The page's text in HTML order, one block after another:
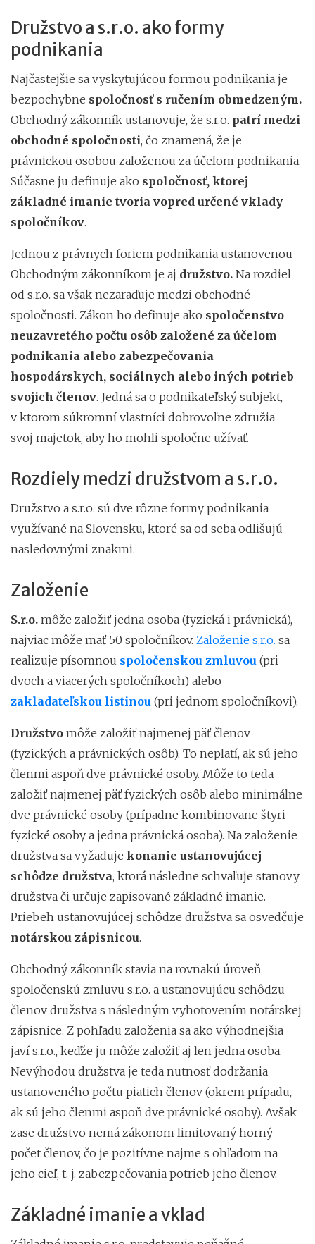
Družstvo a s.r.o. ako formy
podnikania
Najčastejšie sa vyskytujúcou formou podnikania je
bezpochybne spoločnosť s ručením obmedzeným.
Obchodný zákonník ustanovuje, že s.r.o. patrí medzi
obchodné spoločnosti, čo znamená, že je
právnickou osobou založenou za účelom podnikania.
Súčasne ju definuje ako spoločnosť, ktorej
základné imanie tvoria vopred určené vklady
spoločníkov.
Jednou z právnych foriem podnikania ustanovenou
Obchodným zákonníkom je aj družstvo. Na rozdiel
od s.r.o. sa však nezaraďuje medzi obchodné
spoločnosti. Zákon ho definuje ako spoločenstvo
neuzavretého počtu osôb založené za účelom
podnikania alebo zabezpečovania
hospodárskych, sociálnych alebo iných potrieb
svojich členov. Jedná sa o podnikateľský subjekt,
v ktorom súkromní vlastníci dobrovoľne združia
svoj majetok, aby ho mohli spoločne užívať.
Rozdiely medzi družstvom a s.r.o.
Družstvo a s.r.o. sú dve rôzne formy podnikania
využívané na Slovensku, ktoré sa od seba odlišujú
nasledovnými znakmi.
Založenie
S.r.o. môže založiť jedna osoba (fyzická i právnická),
najviac môže mať 50 spoločníkov. Založenie s.r.o. sa
realizuje písomnou spoločenskou zmluvou (pri
dvoch a viacerých spoločníkoch) alebo
zakladateľskou listinou (pri jednom spoločníkovi).
Družstvo môže založiť najmenej päť členov
(fyzických a právnických osôb). To neplatí, ak sú jeho
členmi aspoň dve právnické osoby. Môže to teda
založiť najmenej päť fyzických osôb alebo minimálne
dve právnické osoby (prípadne kombinovane štyri
fyzické osoby a jedna právnická osoba). Na založenie
družstva sa vyžaduje konanie ustanovujúcej
schôdze družstva, ktorá následne schvaľuje stanovy
družstva či určuje zapisované základné imanie.
Priebeh ustanovujúcej schôdze družstva sa osvedčuje
notárskou zápisnicou.
Obchodný zákonník stavia na rovnakú úroveň
spoločenskú zmluvu s.r.o. a ustanovujúcu schôdzu
členov družstva s následným vyhotovením notárskej
zápisnice. Z pohľadu založenia sa ako výhodnejšia
javí s.r.o., keďže ju môže založiť aj len jedna osoba.
Nevýhodou družstva je teda nutnosť dodržania
ustanoveného počtu piatich členov (okrem prípadu,
ak sú jeho členmi aspoň dve právnické osoby). Avšak
zase družstvo nemá zákonom limitovaný horný
počet členov, čo je pozitívne najme s ohľadom na
jeho cieľ, t. j. zabezpečovania potrieb jeho členov.
Základné imanie a vklad